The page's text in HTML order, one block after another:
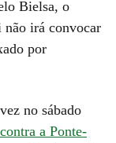
Bielsa, o
irá convocar
por
no sábado
a Ponte-